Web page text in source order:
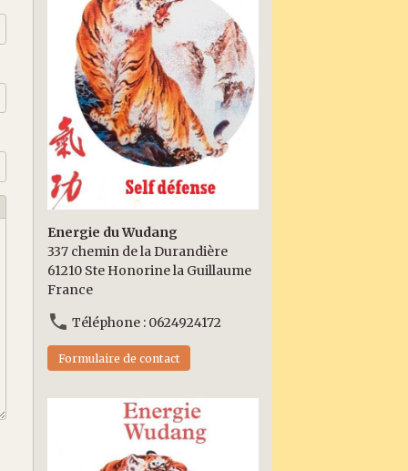
Energie du Wudang
337 chemin de la Durandière
61210 Ste Honorine la Guillaume
France
Téléphone : 0624924172
Formulaire de contact